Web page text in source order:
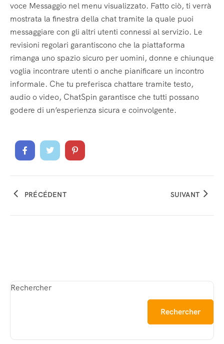
voce Messaggio nel menu visualizzato. Fatto ciò, ti verrà
mostrata la finestra della chat tramite la quale puoi
messaggiare con gli altri utenti connessi al servizio. Le
revisioni regolari garantiscono che la piattaforma
rimanga uno spazio sicuro per uomini, donne e chiunque
voglia incontrare utenti o anche pianificare un incontro
informale. Che tu preferisca chattare tramite testo,
audio o video, ChatSpin garantisce che tutti possano
godere di un’esperienza sicura e coinvolgente.
PRÉCÉDENT SUIVANT
Rechercher
Rechercher